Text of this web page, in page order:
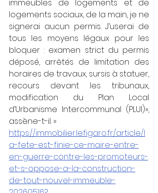
immeubles de logements et de
logements sociaux, de la main, je ne
signerai aucun permis. J’userai de
tous les moyens légaux pour les
bloquer : examen strict du permis
déposé, arrêtés de limitation des
horaires de travaux, sursis à statuer,
recours devant les tribunaux,
modification du Plan Local
d’Urbanisme Intercommunal (PLUI)»,
assène-t-il. »
https://immobilier.lefigaro.fr/article/l
a-fete-est-finie-ce-maire-entre-
en-guerre-contre-les-promoteurs-
et-s-oppose-a-la-construction-
de-tout-nouvel-immeuble-